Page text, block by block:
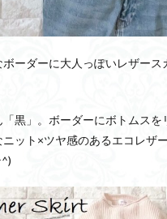
ボーダーに大人っぽいレザース
黒」。ボーダーにボトムスを
ニット×ツヤ感のあるエコレザ